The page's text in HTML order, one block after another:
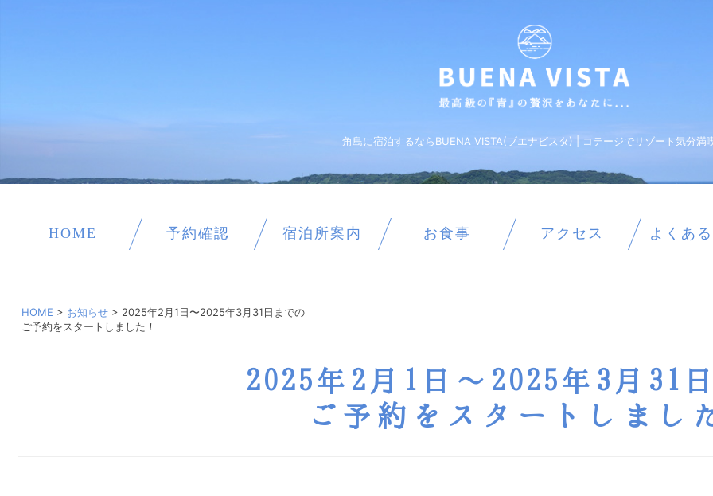
角島に宿泊するならBUENA VISTA(ブエナビスタ) | コテージでリゾート気分満
HOME 予約確認 宿泊所案内 お食事 アクセス よくあ
HOME > お知らせ> 2025年2月1日〜2025年3月31日までの
ご予約をスタートしました！
2025年2月1日〜2025年3月31
ご予約をスタートしまし